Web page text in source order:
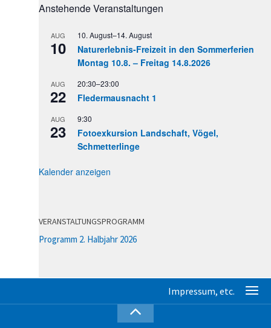
Anstehende Veranstaltungen
AUG
10
10. August–14. August
Naturerlebnis-Freizeit in den Sommerferien
Montag 10.8. – Freitag 14.8.2026
AUG
22
20:30–23:00
Fledermausnacht 1
AUG
23
9:30
Fotoexkursion Landschaft, Vögel,
Schmetterlinge
Kalender anzeigen
VERANSTALTUNGSPROGRAMM
Programm 2. Halbjahr 2026